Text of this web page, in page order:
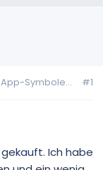
Symbole... #1
Ich habe